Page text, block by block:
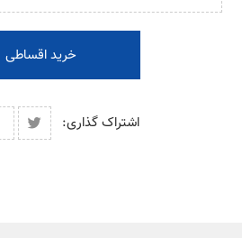
خرید اقساطی
اشتراک گذاری: